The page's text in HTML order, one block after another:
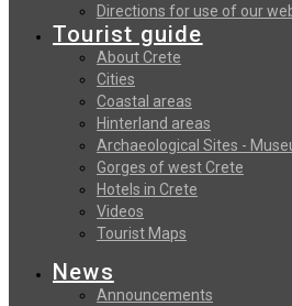
Directions for use of our
Tourist guide
About Crete
Cities
Coastal areas
Hinterland areas
Archaeological Sites -
Gorges of west Crete
Hotels in Crete
Videos
Tourist Maps
News
Announcements